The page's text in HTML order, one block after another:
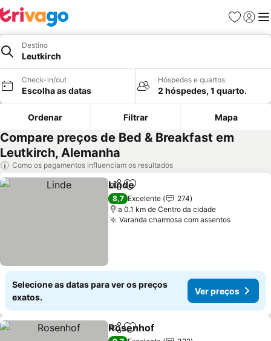
Favoritos
Iniciar
Destino
Leutkirch
Check-in/out
Escolha as datas
Hóspedes e quartos
2 hóspedes, 1 quarto.
Ordenar Filtrar Mapa
Compare preços de Bed & Breakfast em
Leutkirch, Alemanha
Como os pagamentos influenciam os resultados
PartilharAdicionar aos favoritos
Linde
8,7 Excelente
274
a 0.1 km de Centro da cidade
Varanda charmosa com assentos
Selecione as datas para ver os preços
exatos.
Ver preços
PartilharAdicionar aos favoritos
Rosenhof